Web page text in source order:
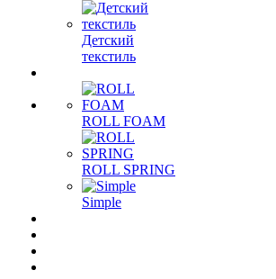
Детский
текстиль
ROLL FOAM
ROLL SPRING
Simple